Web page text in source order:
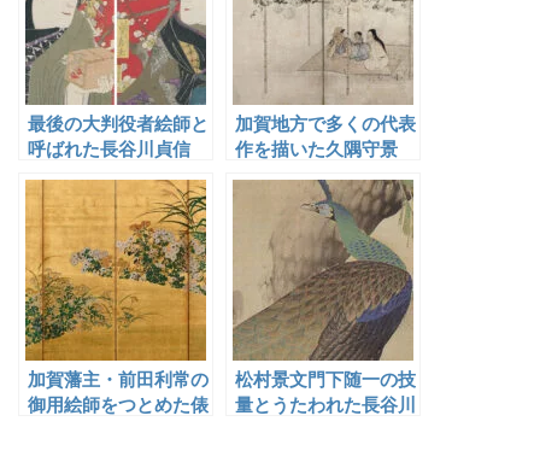
最後の大判役者絵師と
呼ばれた長谷川貞信
加賀地方で多くの代表
作を描いた久隅守景
加賀藩主・前田利常の
御用絵師をつとめた俵
松村景文門下随一の技
量とうたわれた長谷川